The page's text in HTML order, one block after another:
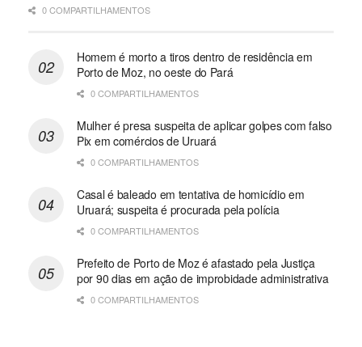
0 COMPARTILHAMENTOS
Homem é morto a tiros dentro de residência em
Porto de Moz, no oeste do Pará
0 COMPARTILHAMENTOS
Mulher é presa suspeita de aplicar golpes com falso
Pix em comércios de Uruará
0 COMPARTILHAMENTOS
Casal é baleado em tentativa de homicídio em
Uruará; suspeita é procurada pela polícia
0 COMPARTILHAMENTOS
Prefeito de Porto de Moz é afastado pela Justiça
por 90 dias em ação de improbidade administrativa
0 COMPARTILHAMENTOS